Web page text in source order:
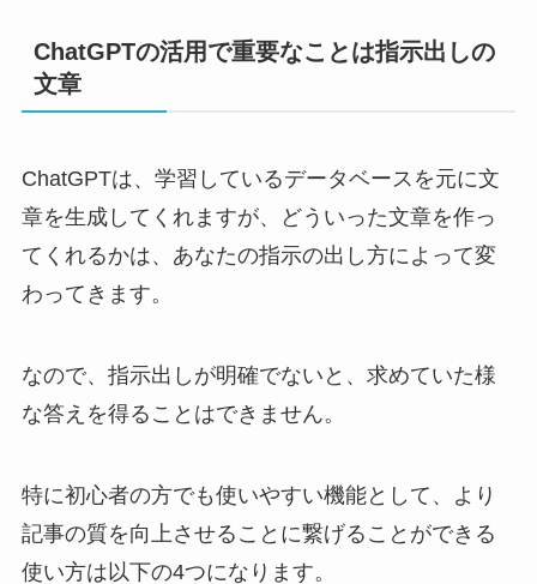
ChatGPTの活用で重要なことは指示出しの
文章
ChatGPTは、学習しているデータベースを元に文
章を生成してくれますが、どういった文章を作っ
てくれるかは、あなたの指示の出し方によって変
わってきます。
なので、指示出しが明確でないと、求めていた様
な答えを得ることはできません。
特に初心者の方でも使いやすい機能として、より
記事の質を向上させることに繋げることができる
使い方は以下の4つになります。